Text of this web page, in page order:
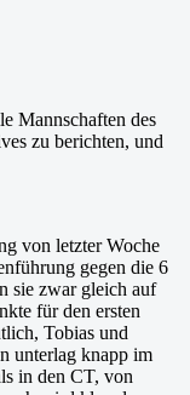
Mannschaften des
zu berichten, und
von letzter Woche
gegen die 6
sie zwar gleich auf
für den ersten
Tobias und
unterlag knapp im
in den CT, von